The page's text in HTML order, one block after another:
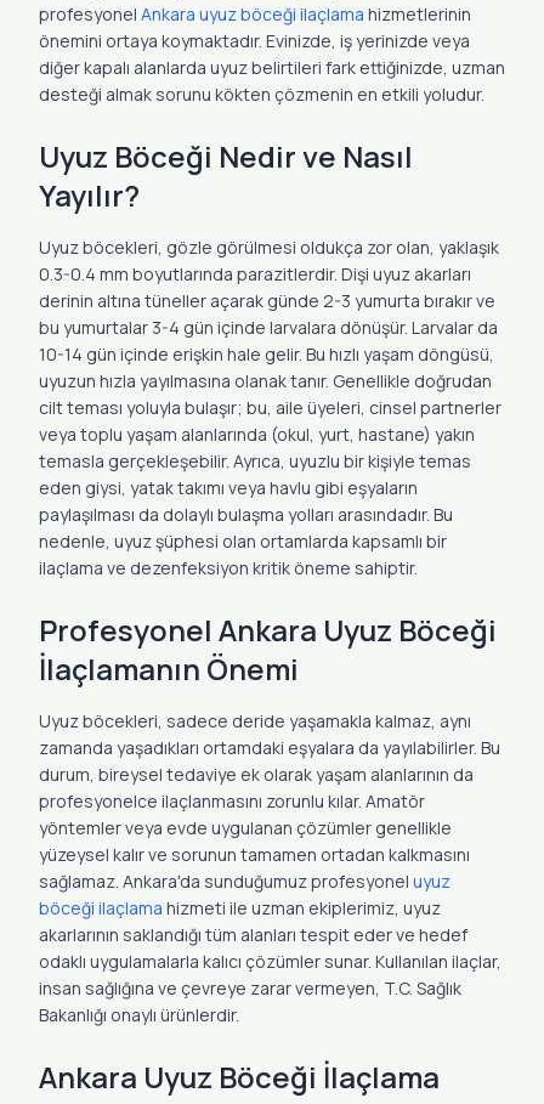
profesyonel Ankara uyuz böceği ilaçlama hizmetlerinin
önemini ortaya koymaktadır. Evinizde, iş yerinizde veya
diğer kapalı alanlarda uyuz belirtileri fark ettiğinizde, uzman
desteği almak sorunu kökten çözmenin en etkili yoludur.
Uyuz Böceği Nedir ve Nasıl
Yayılır?
Uyuz böcekleri, gözle görülmesi oldukça zor olan, yaklaşık
0.3-0.4 mm boyutlarında parazitlerdir. Dişi uyuz akarları
derinin altına tüneller açarak günde 2-3 yumurta bırakır ve
bu yumurtalar 3-4 gün içinde larvalara dönüşür. Larvalar da
10-14 gün içinde erişkin hale gelir. Bu hızlı yaşam döngüsü,
uyuzun hızla yayılmasına olanak tanır. Genellikle doğrudan
cilt teması yoluyla bulaşır; bu, aile üyeleri, cinsel partnerler
veya toplu yaşam alanlarında (okul, yurt, hastane) yakın
temasla gerçekleşebilir. Ayrıca, uyuzlu bir kişiyle temas
eden giysi, yatak takımı veya havlu gibi eşyaların
paylaşılması da dolaylı bulaşma yolları arasındadır. Bu
nedenle, uyuz şüphesi olan ortamlarda kapsamlı bir
ilaçlama ve dezenfeksiyon kritik öneme sahiptir.
Profesyonel Ankara Uyuz Böceği
İlaçlamanın Önemi
Uyuz böcekleri, sadece deride yaşamakla kalmaz, aynı
zamanda yaşadıkları ortamdaki eşyalara da yayılabilirler. Bu
durum, bireysel tedaviye ek olarak yaşam alanlarının da
profesyonelce ilaçlanmasını zorunlu kılar. Amatör
yöntemler veya evde uygulanan çözümler genellikle
yüzeysel kalır ve sorunun tamamen ortadan kalkmasını
sağlamaz. Ankara'da sunduğumuz profesyonel uyuz
böceği ilaçlama hizmeti ile uzman ekiplerimiz, uyuz
akarlarının saklandığı tüm alanları tespit eder ve hedef
odaklı uygulamalarla kalıcı çözümler sunar. Kullanılan ilaçlar,
insan sağlığına ve çevreye zarar vermeyen, T.C. Sağlık
Bakanlığı onaylı ürünlerdir.
Ankara Uyuz Böceği İlaçlama